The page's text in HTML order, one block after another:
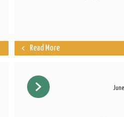
Read More